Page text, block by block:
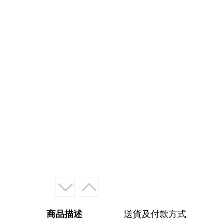
商品描述 送貨及付款方式